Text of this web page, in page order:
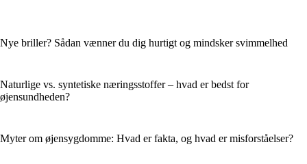
Nye briller? Sådan vænner du dig hurtigt og mindsker svimmelhed
Naturlige vs. syntetiske næringsstoffer – hvad er bedst for
øjensundheden?
Myter om øjensygdomme: Hvad er fakta, og hvad er misforståelser?